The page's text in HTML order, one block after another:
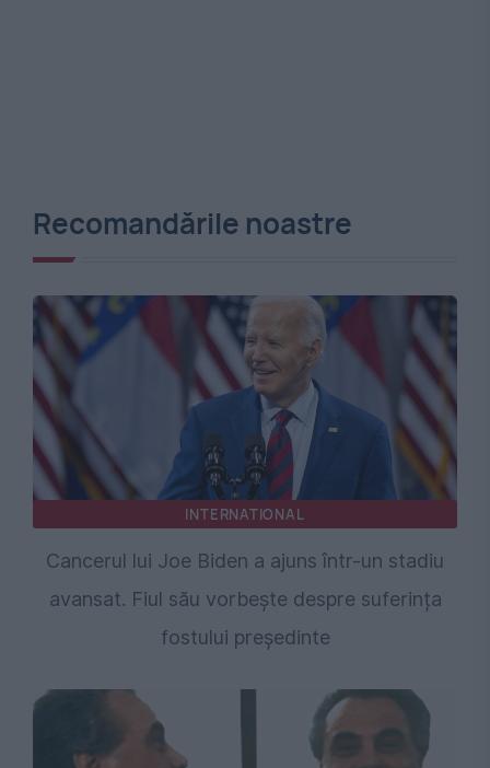
Recomandările noastre
INTERNATIONAL
Cancerul lui Joe Biden a ajuns într-un stadiu
avansat. Fiul său vorbește despre suferința
fostului președinte